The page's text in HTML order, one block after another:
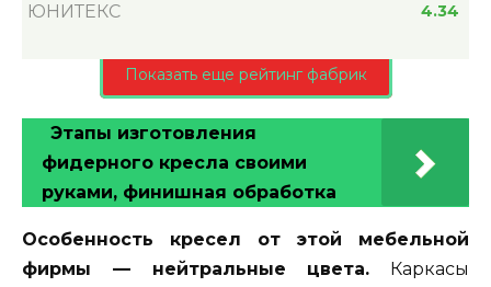
ЮНИТЕКС 4.34
Показать еще рейтинг фабрик
Этапы изготовления
фидерного кресла своими
руками, финишная обработка
Особенность кресел от этой мебельной
фирмы — нейтральные цвета. Каркасы